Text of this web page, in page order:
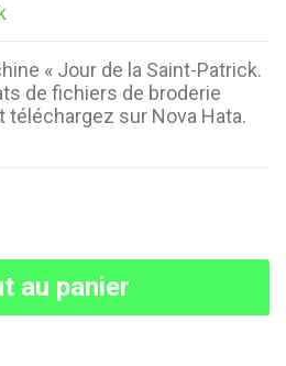
« Jour de la Saint-Patrick.
de fichiers de broderie
téléchargez sur Nova Hata.
au panier